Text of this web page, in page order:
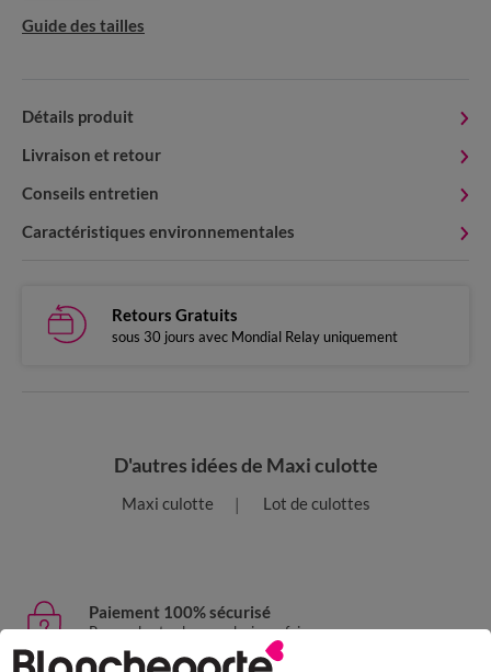
Guide des tailles
Détails produit
Livraison et retour
Conseils entretien
Caractéristiques environnementales
Retours Gratuits
sous 30 jours avec Mondial Relay uniquement
D'autres idées de Maxi culotte
Maxi culotte Lot de culottes
Paiement 100% sécurisé
Payez plus tard ou en plusieurs fois